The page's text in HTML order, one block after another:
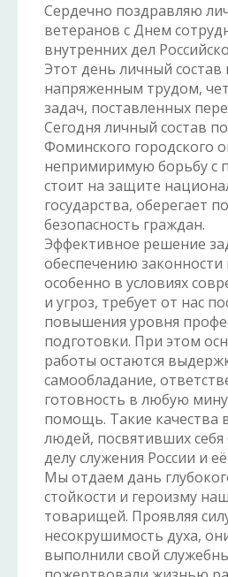
Сердечно поздравляю
ветеранов с Днем
внутренних дел
Этот день личный состав
напряженным трудом,
задач, поставленных
Сегодня личный состав
Фоминского городского
непримиримую борьбу с
стоит на защите
государства, оберегает
безопасность граждан.
Эффективное решение
обеспечению
особенно в условиях
и угроз, требует от нас
повышения уровня
подготовки. При этом
работы остаются
самообладание,
готовность в любую
помощь. Такие качества
людей, посвятивших
делу служения России и
Мы отдаем дань
стойкости и героизму
товарищей. Проявляя
несокрушимость духа,
выполнили свой